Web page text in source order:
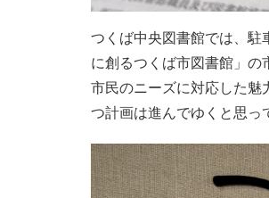
つくば中央図書館では、駐
に創るつくば市図書館」の
市民のニーズに対応した魅
つ計画は進んでゆくと思っ